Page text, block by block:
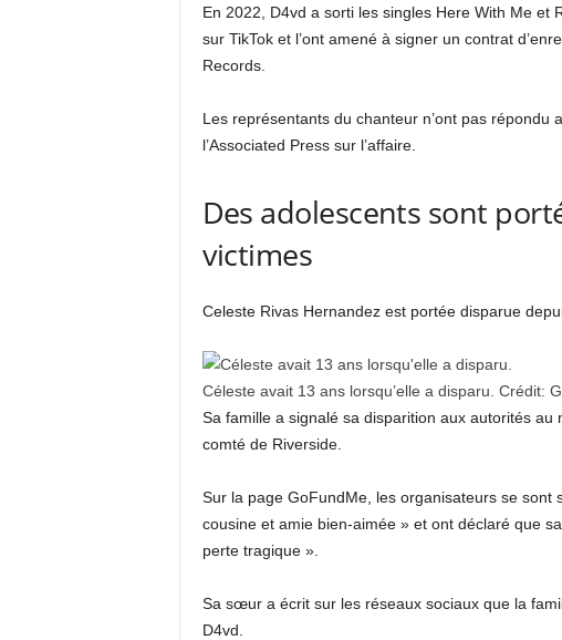
En 2022, D4vd a sorti les singles Here With Me et
sur TikTok et l’ont amené à signer un contrat
Records.
Les représentants du chanteur n’ont pas
l’Associated Press sur l’affaire.
Des adolescents sont
victimes
Celeste Rivas Hernandez est portée disparue
Céleste avait 13 ans lorsqu’elle a disparu. Crédit:
Sa famille a signalé sa disparition aux autorités
comté de Riverside.
Sur la page GoFundMe, les organisateurs se sont
cousine et amie bien-aimée » et ont déclaré que
perte tragique ».
Sa sœur a écrit sur les réseaux sociaux que la
D4vd.